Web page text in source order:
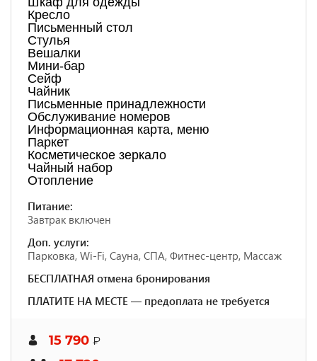
Кресло
Письменный стол
Стулья
Вешалки
Мини-бар
Сейф
Чайник
Письменные принадлежности
Обслуживание номеров
Информационная карта, меню
Паркет
Косметическое зеркало
Чайный набор
Отопление
Питание:
Завтрак включен
Доп. услуги:
Парковка, Wi-Fi, Сауна, СПА, Фитнес-центр, Массаж
БЕСПЛАТНАЯ отмена бронирования
ПЛАТИТЕ НА МЕСТЕ — предоплата не требуется
15 790 ₽